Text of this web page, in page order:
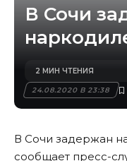
В Сочи
24.08.2020 В 23:38
2 МИН ЧТЕНИЯ
В Сочи задержан
сообщает пресс-